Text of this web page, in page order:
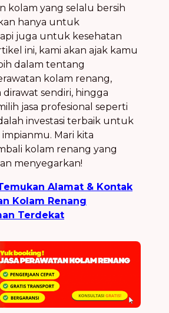
kolam yang selalu bersih
hanya untuk
juga untuk kesehatan
ini, kami akan ajak kamu
dalam tentang
kolam renang,
sendiri, hingga
jasa profesional seperti
investasi terbaik untuk
Mari kita
kolam renang yang
menyegarkan!
Alamat & Kontak
Kolam Renang
Terdekat